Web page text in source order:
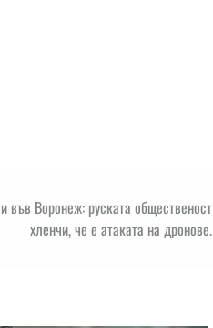
във Воронеж: руската общественост
хленчи, че е атаката на дронове.